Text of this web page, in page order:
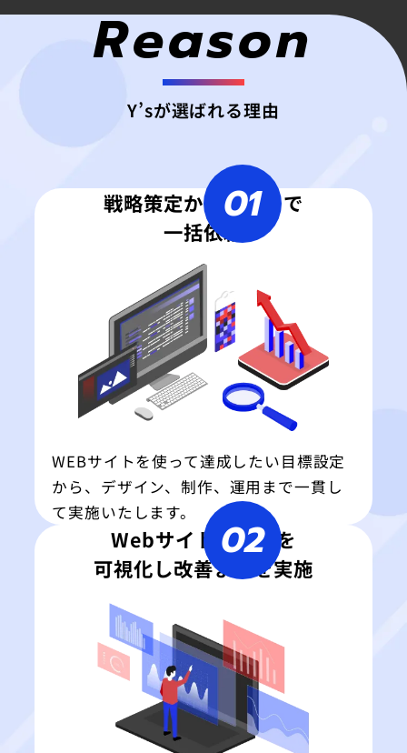
Reason
Y’sが選ばれる理由
01
戦略策定から運用まで
一括依頼
WEBサイトを使って達成したい目標設定
から、デザイン、制作、運用まで一貫し
て実施いたします。
02
Webサイトの効果を
可視化し改善までを実施